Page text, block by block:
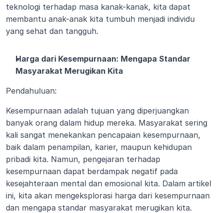
teknologi terhadap masa kanak-kanak, kita dapat
membantu anak-anak kita tumbuh menjadi individu
yang sehat dan tangguh.
Harga dari Kesempurnaan: Mengapa Standar
Masyarakat Merugikan Kita
Pendahuluan:
Kesempurnaan adalah tujuan yang diperjuangkan
banyak orang dalam hidup mereka. Masyarakat sering
kali sangat menekankan pencapaian kesempurnaan,
baik dalam penampilan, karier, maupun kehidupan
pribadi kita. Namun, pengejaran terhadap
kesempurnaan dapat berdampak negatif pada
kesejahteraan mental dan emosional kita. Dalam artikel
ini, kita akan mengeksplorasi harga dari kesempurnaan
dan mengapa standar masyarakat merugikan kita.